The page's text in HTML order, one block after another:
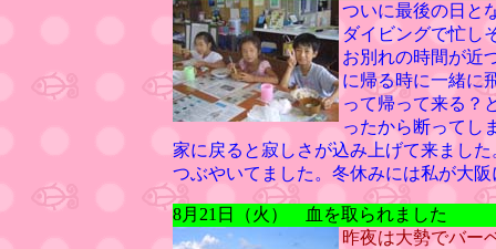
ついに最後の日と
ダイビングで忙し
お別れの時間が近
に帰る時に一緒に
って帰って来る？
ったから断ってし
家に戻ると寂しさが込み上げて来まし
つぶやいてました。冬休みには私が大
8月21日（火） 血を取られました
昨夜は大勢でバー